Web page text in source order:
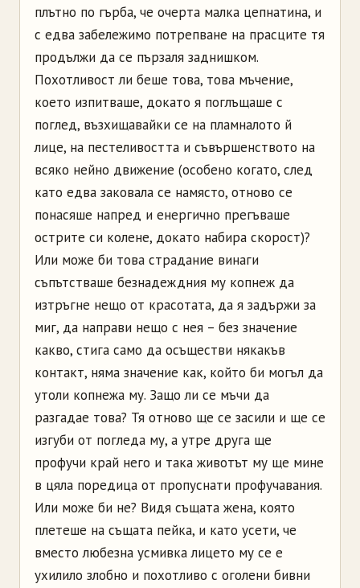
плътно по гърба, че очерта малка цепнатина, и
с едва забележимо потрепване на прасците тя
продължи да се пързаля заднишком.
Похотливост ли беше това, това мъчение,
което изпитваше, докато я поглъщаше с
поглед, възхищавайки се на пламналото й
лице, на пестеливостта и съвършенството на
всяко нейно движение (особено когато, след
като едва заковала се намясто, отново се
понасяше напред и енергично прегъваше
острите си колене, докато набира скорост)?
Или може би това страдание винаги
съпътстваше безнадеждния му копнеж да
изтръгне нещо от красотата, да я задържи за
миг, да направи нещо с нея – без значение
какво, стига само да осъществи някакъв
контакт, няма значение как, който би могъл да
утоли копнежа му. Защо ли се мъчи да
разгадае това? Тя отново ще се засили и ще се
изгуби от погледа му, а утре друга ще
профучи край него и така животът му ще мине
в цяла поредица от пропуснати профучавания.
Или може би не? Видя същата жена, която
плетеше на същата пейка, и като усети, че
вместо любезна усмивка лицето му се е
ухилило злобно и похотливо с оголени бивни